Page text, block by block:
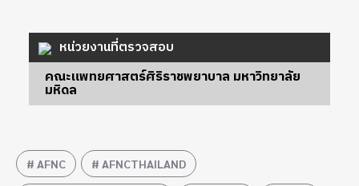
หน่วยงานที่ตรวจสอบ
คณะแพทยศาสตร์ศิริราชพยาบาล มหาวิทยาลัย
มหิดล
AFNC AFNCTHAILAND